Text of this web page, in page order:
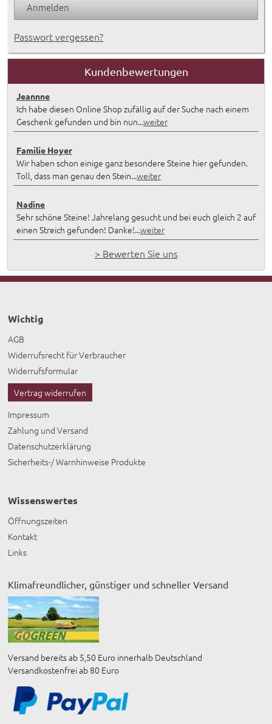
Passwort vergessen?
Kundenbewertungen
Jeannne
Ich habe diesen Online Shop zufällig auf der Suche nach einem
Geschenk gefunden und bin nun...weiter
Familie Hoyer
Wir haben schon einige ganz besondere Steine hier gefunden.
Toll, dass man genau den Stein...weiter
Nadine
Sehr schöne Steine! Jahrelang gesucht und bei euch gleich 2 auf
einen Streich gefunden! Danke!...weiter
> Bewerten Sie uns
Wichtig
AGB
Widerrufsrecht für Verbraucher
Widerrufsformular
Vertrag widerrufen
Impressum
Zahlung und Versand
Datenschutzerklärung
Sicherheits-/ Warnhinweise Produkte
Wissenswertes
Öffnungszeiten
Kontakt
Links
Klimafreundlicher, günstiger und schneller Versand
Versand bereits ab 5,50 Euro innerhalb Deutschland
Versandkostenfrei ab 80 Euro